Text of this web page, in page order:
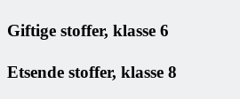
Giftige stoffer, klasse 6
Etsende stoffer, klasse 8